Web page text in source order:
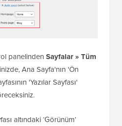
panelinden Sayfalar » Tüm
Ana Sayfa'nın 'Ön
'Yazılar Sayfası'
altındaki ‘Görünüm’